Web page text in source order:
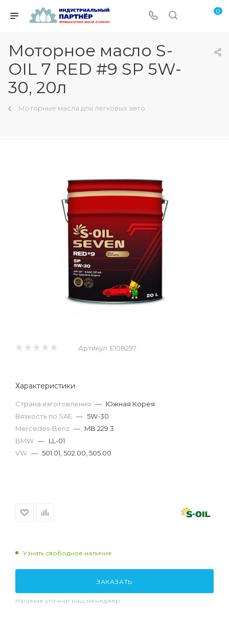
0
Моторное масло S-
OIL 7 RED #9 SP 5W-
30, 20л
Моторные масла для легковых авто
Артикул: E108297
Характеристики
Страна изготовления — Южная Корея
Вязкость по SAE — 5W-30
Mercedes-Benz — MB 229.3
BMW — LL-01
VW — 501.01, 502.00, 505.00
Узнать свободное наличие
ЗАКАЗАТЬ
Наличие уточнит наш менеджер